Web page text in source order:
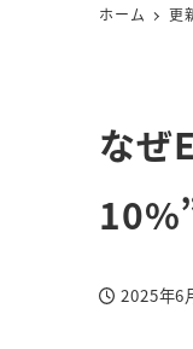
ホーム 更
なぜ
投稿日
2025年6